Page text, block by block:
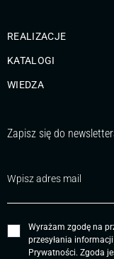
REALIZACJE
KATALOGI
WIEDZA
Zapisz się do
Wyrażam zgodę na
przesyłania
Prywatności. Zgoda